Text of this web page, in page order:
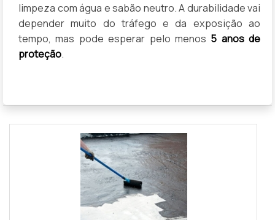
limpeza com água e sabão neutro. A durabilidade vai
depender muito do tráfego e da exposição ao
tempo, mas pode esperar pelo menos 5 anos de
proteção.